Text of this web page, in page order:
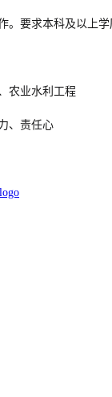
。要求本科及以上
农业水利工程
、责任心